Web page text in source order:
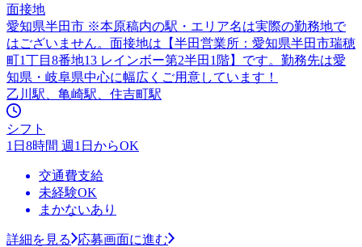
面接地
愛知県半田市 ※本原稿内の駅・エリア名は実際の勤務地で
はございません。面接地は【半田営業所：愛知県半田市瑞穂
町1丁目8番地13 レインボー第2半田1階】です。勤務先は愛
知県・岐阜県中心に幅広くご用意しています！
乙川駅、亀崎駅、住吉町駅
シフト
1日8時間 週1日からOK
交通費支給
未経験OK
まかないあり
詳細を見る
応募画面に進む